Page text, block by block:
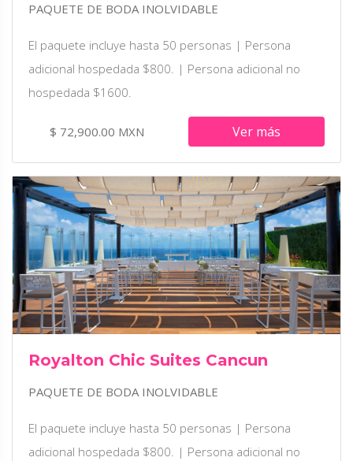
PAQUETE DE BODA INOLVIDABLE
El paquete incluye hasta 50 personas | Persona
adicional hospedada $800. | Persona adicional no
hospedada $1600.
$ 72,900.00 MXN Ver más
Royalton Chic Suites Cancun
PAQUETE DE BODA INOLVIDABLE
El paquete incluye hasta 50 personas | Persona
adicional hospedada $800. | Persona adicional no